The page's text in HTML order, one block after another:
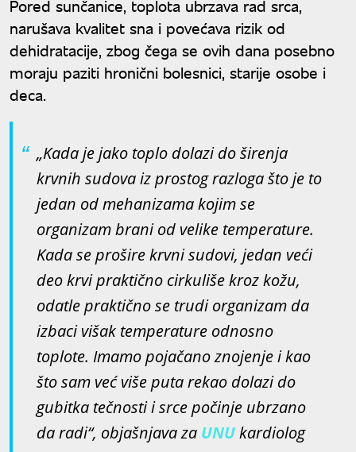
Pored sunčanice, toplota ubrzava rad srca,
narušava kvalitet sna i povećava rizik od
dehidratacije, zbog čega se ovih dana posebno
moraju paziti hronični bolesnici, starije osobe i
deca.
„Kada je jako toplo dolazi do širenja
krvnih sudova iz prostog razloga što je to
jedan od mehanizama kojim se
organizam brani od velike temperature.
Kada se prošire krvni sudovi, jedan veći
deo krvi praktično cirkuliše kroz kožu,
odatle praktično se trudi organizam da
izbaci višak temperature odnosno
toplote. Imamo pojačano znojenje i kao
što sam već više puta rekao dolazi do
gubitka tečnosti i srce počinje ubrzano
da radi“, objašnjava za UNUkardiolog